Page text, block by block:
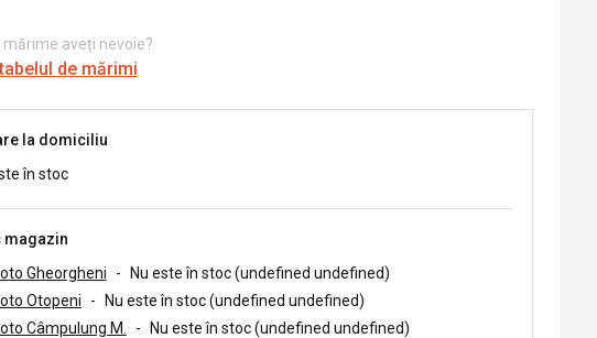
mărime aveți nevoie?
de mărimi
la domiciliu
în stoc
magazin
Gheorgheni
-
Nu este în stoc (undefined undefined)
Otopeni
-
Nu este în stoc (undefined undefined)
Câmpulung M.
- Nu este în stoc (undefined undefined)